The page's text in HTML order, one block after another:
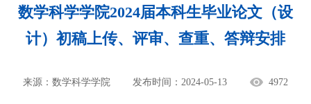
数学科学学院2024届本科生毕业论文（设
计）初稿上传、评审、查重、答辩安排
来源：数学科学学院 发布时间：2024-05-13 4972